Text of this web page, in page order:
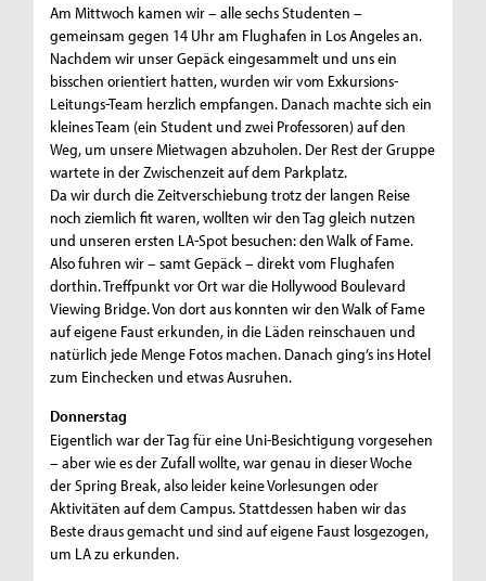
Am Mittwoch kamen wir – alle sechs Studenten –
gemeinsam gegen 14 Uhr am Flughafen in Los Angeles an.
Nachdem wir unser Gepäck eingesammelt und uns ein
bisschen orientiert hatten, wurden wir vom Exkursions-
Leitungs-Team herzlich empfangen. Danach machte sich ein
kleines Team (ein Student und zwei Professoren) auf den
Weg, um unsere Mietwagen abzuholen. Der Rest der Gruppe
wartete in der Zwischenzeit auf dem Parkplatz.
Da wir durch die Zeitverschiebung trotz der langen Reise
noch ziemlich fit waren, wollten wir den Tag gleich nutzen
und unseren ersten LA-Spot besuchen: den Walk of Fame.
Also fuhren wir – samt Gepäck – direkt vom Flughafen
dorthin. Treffpunkt vor Ort war die Hollywood Boulevard
Viewing Bridge. Von dort aus konnten wir den Walk of Fame
auf eigene Faust erkunden, in die Läden reinschauen und
natürlich jede Menge Fotos machen. Danach ging’s ins Hotel
zum Einchecken und etwas Ausruhen.
Donnerstag
Eigentlich war der Tag für eine Uni-Besichtigung vorgesehen
– aber wie es der Zufall wollte, war genau in dieser Woche
der Spring Break, also leider keine Vorlesungen oder
Aktivitäten auf dem Campus. Stattdessen haben wir das
Beste draus gemacht und sind auf eigene Faust losgezogen,
um LA zu erkunden.